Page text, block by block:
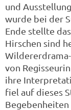
und
wurde bei der
Ende stellte
Hirschen sind
von
ihre
fiel auf dieses
Begebenheiten